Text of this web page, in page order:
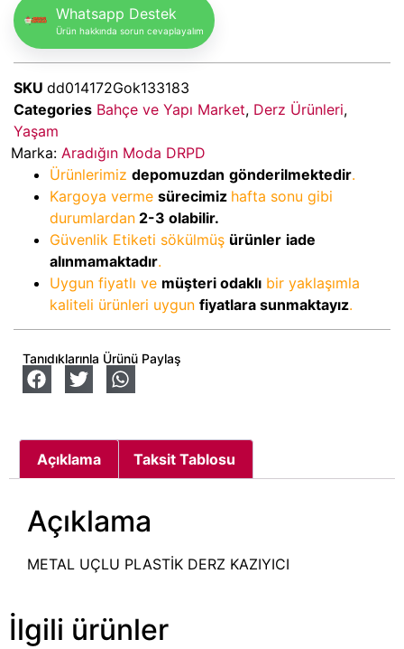
Whatsapp Destek
Ürün hakkında sorun cevaplayalım
SKU dd014172Gok133183
Categories Bahçe ve Yapı Market, Derz Ürünleri,
Yaşam
Marka: Aradığın Moda DRPD
Ürünlerimiz depomuzdan gönderilmektedir.
Kargoya verme sürecimiz hafta sonu gibi
durumlardan 2-3 olabilir.
Güvenlik Etiketi sökülmüş ürünler iade
alınmamaktadır.
Uygun fiyatlı ve müşteri odaklı bir yaklaşımla
kaliteli ürünleri uygun fiyatlara sunmaktayız.
Tanıdıklarınla Ürünü Paylaş
Açıklama Taksit Tablosu
Açıklama
METAL UÇLU PLASTİK DERZ KAZIYICI
İlgili ürünler